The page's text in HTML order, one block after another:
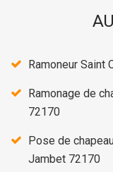
Ramoneur Saint
Ramonage de
72170
Pose de
Jambet 72170